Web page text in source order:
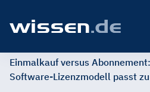
Einmalkauf versus
Software-Lizenzmodell passt